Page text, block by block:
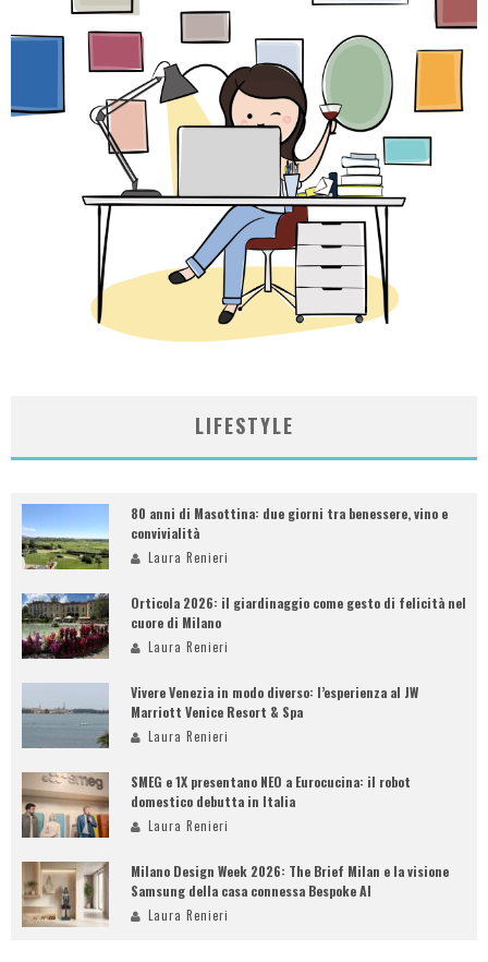
LIFESTYLE
80 anni di Masottina: due giorni tra benessere, vino e
convivialità
Laura Renieri
Orticola 2026: il giardinaggio come gesto di felicità nel
cuore di Milano
Laura Renieri
Vivere Venezia in modo diverso: l’esperienza al JW
Marriott Venice Resort & Spa
Laura Renieri
SMEG e 1X presentano NEO a Eurocucina: il robot
domestico debutta in Italia
Laura Renieri
Milano Design Week 2026: The Brief Milan e la visione
Samsung della casa connessa Bespoke AI
Laura Renieri